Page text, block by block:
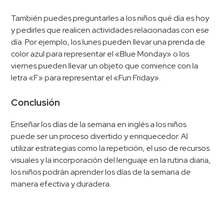
También puedes preguntarles a los niños qué día es hoy
y pedirles que realicen actividades relacionadas con ese
día. Por ejemplo, los lunes pueden llevar una prenda de
color azul para representar el «Blue Monday» o los
viernes pueden llevar un objeto que comience con la
letra «F» para representar el «Fun Friday».
Conclusión
Enseñar los días de la semana en inglés a los niños
puede ser un proceso divertido y enriquecedor. Al
utilizar estrategias como la repetición, el uso de recursos
visuales y la incorporación del lenguaje en la rutina diaria,
los niños podrán aprender los días de la semana de
manera efectiva y duradera.